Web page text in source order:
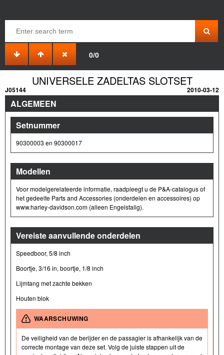
0/0
UNIVERSELE ZADELTAS SLOTSET
J05144 2010-03-12
ALGEMEEN
Setnummer
90300003 en 90300017
Modellen
Voor modelgerelateerde informatie, raadpleegt u de P&A-catalogus of
het gedeelte Parts and Accessories (onderdelen en accessoires) op
www.harley-davidson.com (alleen Engelstalig).
Vereiste aanvullende onderdelen
Speedboor, 5/8 inch
Boortje, 3/16 in, boortje, 1/8 inch
Lijmtang met zachte bekken
Houten blok
WAARSCHUWING
De veiligheid van de berijder en de passagier is afhankelijk van de
correcte montage van deze set. Volg de juiste stappen uit de